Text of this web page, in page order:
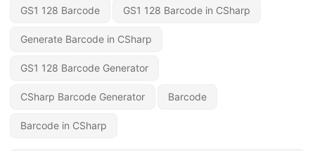
GS1 128 Barcode GS1 128 Barcode in CSharp
Generate Barcode in CSharp
GS1 128 Barcode Generator
CSharp Barcode Generator Barcode
Barcode in CSharp